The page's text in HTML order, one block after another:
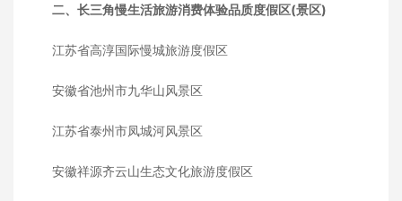
二、长三角慢生活旅游消费体验品质度假区(景区)
江苏省高淳国际慢城旅游度假区
安徽省池州市九华山风景区
江苏省泰州市凤城河风景区
安徽祥源齐云山生态文化旅游度假区